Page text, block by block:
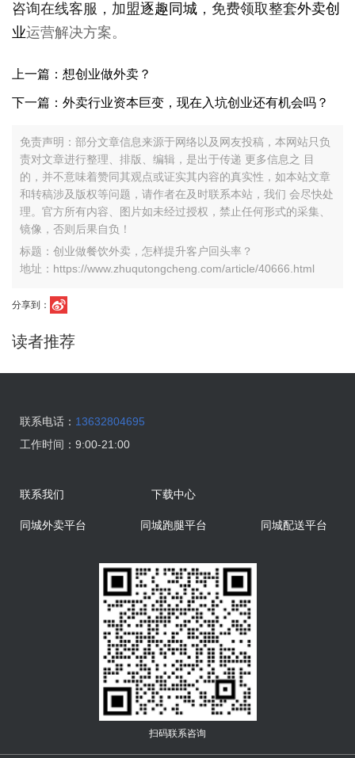
咨询在线客服， 加盟逐趣同城 ，免费领取整套外卖创
业运营解决方案。
上一篇：想创业做外卖？
下一篇：外卖行业资本巨变，现在入坑创业还有机会吗？
免责声明：部分文章信息来源于网络以及网友投稿，本网站只负
责对文章进行整理、排版、编辑，是出于传递 更多信息之 目
的，并不意味着赞同其观点或证实其内容的真实性，如本站文章
和转稿涉及版权等问题，请作者在及时联系本站，我们 会尽快处
理。官方所有内容、图片如未经过授权，禁止任何形式的采集、
镜像，否则后果自负！
标题：创业做餐饮外卖，怎样提升客户回头率？
地址：https://www.zhuqutongcheng.com/article/40666.html
分享到：
读者推荐
联系电话： 13632804695
工作时间： 9:00-21:00
联系我们 下载中心
同城外卖平台 同城跑腿平台 同城配送平台
扫码联系咨询